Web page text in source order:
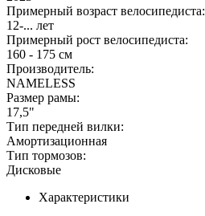
Примерный возраст велосипедиста:
12-... лет
Примерный рост велосипедиста:
160 - 175 см
Производитель:
NAMELESS
Размер рамы:
17,5"
Тип передней вилки:
Амортизационная
Тип тормозов:
Дисковые
Характеристики